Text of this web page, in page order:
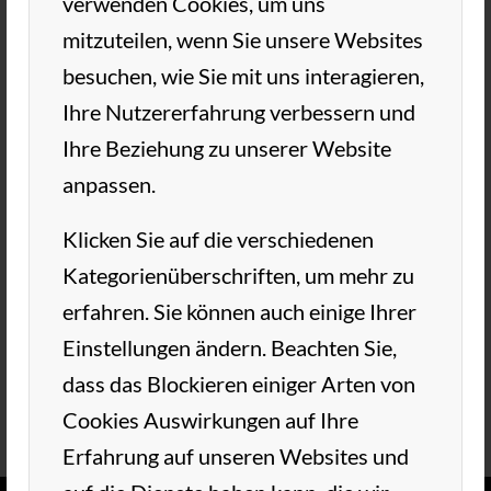
mitzuteilen, wenn Sie unsere Websites
besuchen, wie Sie mit uns interagieren,
Ihre Nutzererfahrung verbessern und
Ihre Beziehung zu unserer Website
anpassen.
Klicken Sie auf die verschiedenen
Kategorienüberschriften, um mehr zu
erfahren. Sie können auch einige Ihrer
Einstellungen ändern. Beachten Sie,
dass das Blockieren einiger Arten von
Cookies Auswirkungen auf Ihre
Erfahrung auf unseren Websites und
orien:
Aushänge,
Clubtermine,
Clubtermine Jugend
VERANSTALTUNGSORT
Zum Kalender hinzufügen